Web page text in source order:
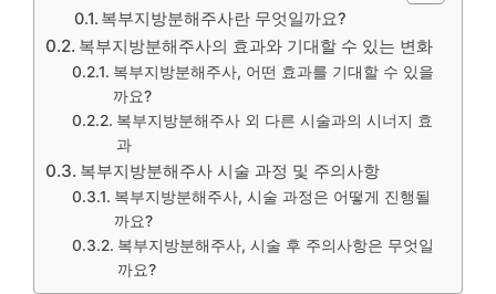
복부지방분해주사란 무엇일까요?
복부지방분해주사의 효과와 기대할 수 있는 변화
복부지방분해주사, 어떤 효과를 기대할 수 있을
까요?
복부지방분해주사 외 다른 시술과의 시너지 효
과
복부지방분해주사 시술 과정 및 주의사항
복부지방분해주사, 시술 과정은 어떻게 진행될
까요?
복부지방분해주사, 시술 후 주의사항은 무엇일
까요?